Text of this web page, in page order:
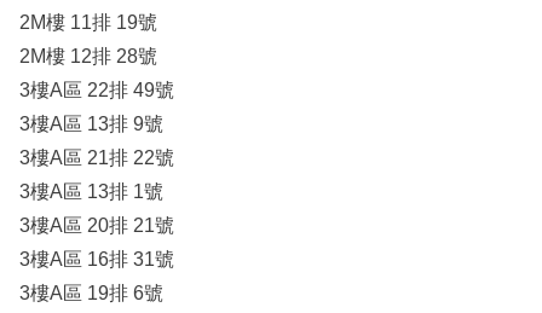
2M樓 11排 19號
2M樓 12排 28號
3樓A區 22排 49號
3樓A區 13排 9號
3樓A區 21排 22號
3樓A區 13排 1號
3樓A區 20排 21號
3樓A區 16排 31號
3樓A區 19排 6號